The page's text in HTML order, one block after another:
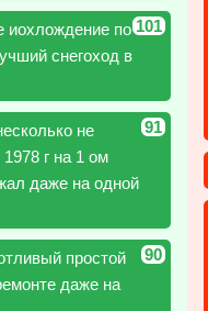
101
по
снегоход в
91
не
г на 1 ом
даже на одной
90
простой
даже на